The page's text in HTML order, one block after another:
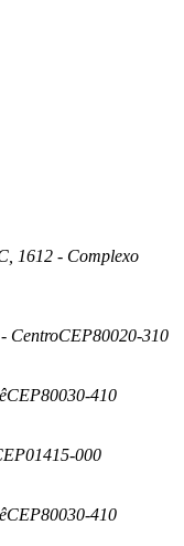
1612 - Complexo
CentroCEP80020-310
CEP80030-410
01415-000
CEP80030-410